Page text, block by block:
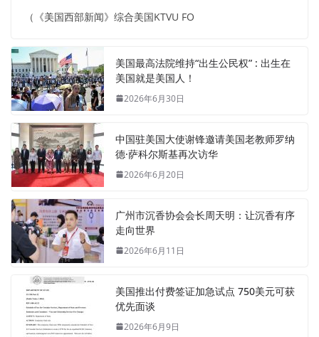
（《美国西部新闻》综合美国KTVU FO
美国最高法院维持“出生公民权” : 出生在
美国就是美国人！
2026年6月30日
中国驻美国大使谢锋邀请美国老教师罗纳
德·萨科尔斯基再次访华
2026年6月20日
广州市沉香协会会长周天明：让沉香有序
走向世界
2026年6月11日
美国推出付费签证加急试点 750美元可获
优先面谈
2026年6月9日